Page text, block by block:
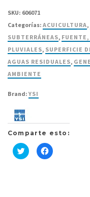
SKU: 606071
Categorías: ACUICULTURA,
SUBTERRÁNEAS,
PLUVIALES, SUPERFICIE
AGUAS RESIDUALES,
AMBIENTE
Brand: YSI
Comparte esto:
Haz
clic
Haz
clic